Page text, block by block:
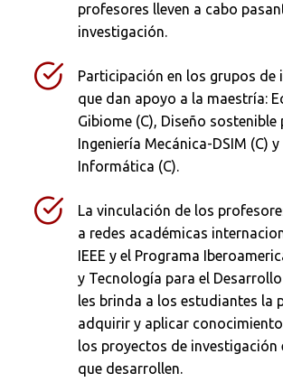
profesores lleven a cabo
investigación.
Participación en los grupos de
que dan apoyo a la maestría:
Gibiome (C), Diseño sostenible
Ingeniería Mecánica-DSIM (C) y
Informática (C).
La vinculación de los
a redes académicas
IEEE y el Programa
y Tecnología para el
les brinda a los estudiantes la
adquirir y aplicar
los proyectos de investigación
que desarrollen.
Buscar en:
Ordenar por:
Buscar